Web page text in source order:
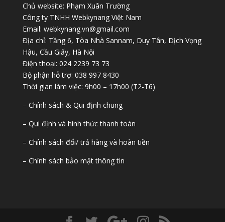
Chủ website: Phạm Xuân Trường
Công ty TNHH Webkynang Việt Nam
Email: webkynang.vn@gmail.com
Địa chỉ: Tầng 6, Tòa Nhà Sannam, Duy Tân, Dịch Vọng
Hậu, Cầu Giấy, Hà Nội
Điện thoại: 024 2239 73 73
Bộ phận hỗ trợ: 038 997 8430
Thời gian làm việc: 9h00 – 17h00 (T2-T6)
– Chính sách & Qui định chung
– Qui định và hình thức thanh toán
– Chính sách đổi/ trả hàng và hoàn tiền
– Chính sách bảo mật thông tin